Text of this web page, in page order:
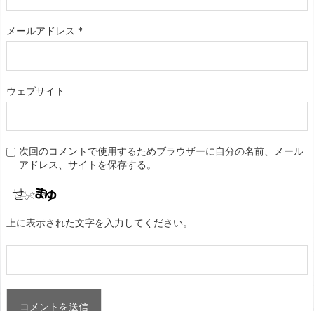
メールアドレス *
ウェブサイト
次回のコメントで使用するためブラウザーに自分の名前、メール
アドレス、サイトを保存する。
上に表示された文字を入力してください。